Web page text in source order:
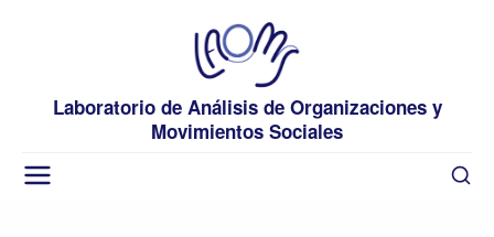
Laboratorio de Análisis de Organizaciones y
Movimientos Sociales